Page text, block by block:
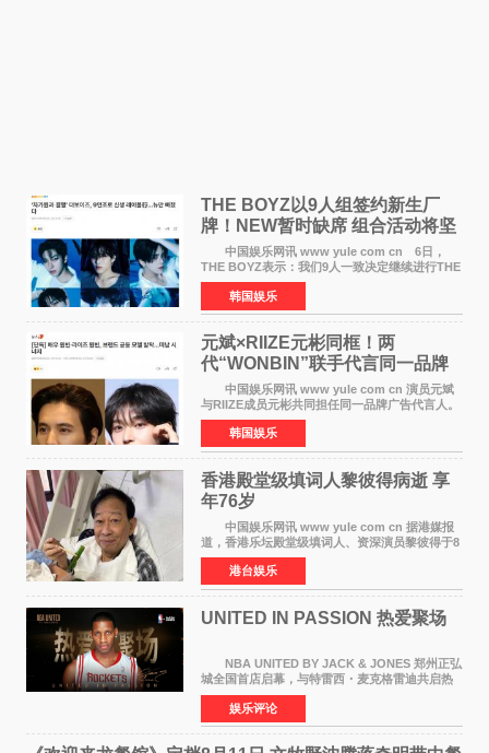
THE BOYZ以9人组签约新生厂
牌！NEW暂时缺席 组合活动将坚
定不移继续
中国娱乐网讯 www yule com cn 6日，
THE BOYZ表示：我们9人一致决定继续进行THE
BOYZ组合活动，并且已经完成了组合团体活动
签约。目前正在新生厂牌下进行活动准备。尚未
离开THE BOYZ原所
韩国娱乐
元斌×RIIZE元彬同框！两
代“WONBIN”联手代言同一品牌
颜值天花板合体
中国娱乐网讯 www yule com cn 演员元斌
与RIIZE成员元彬共同担任同一品牌广告代言人。
6日据独家报道，继演员元斌之后，RIIZE元彬最
近也被选为某在线中介平台A公司的共同广告代言
人，两人将作
韩国娱乐
香港殿堂级填词人黎彼得病逝 享
年76岁​
中国娱乐网讯 www yule com cn 据港媒报
道，香港乐坛殿堂级填词人、资深演员黎彼得于8
月5日上午因病离世，终年76岁。好友钟志光透
露，黎彼得今年3月中风后便卧床休养，身体机能
持续衰退，最
港台娱乐
UNITED IN PASSION 热爱聚场
NBA UNITED BY JACK & JONES 郑州正弘
城全国首店启幕，与特雷西・麦克格雷迪共启热
爱 2026 年7 月21 日，
NBAUNITEDBYJACK&JONES 全国首店，于郑
州正弘城正式启幕。NBA 传奇球星
娱乐评论